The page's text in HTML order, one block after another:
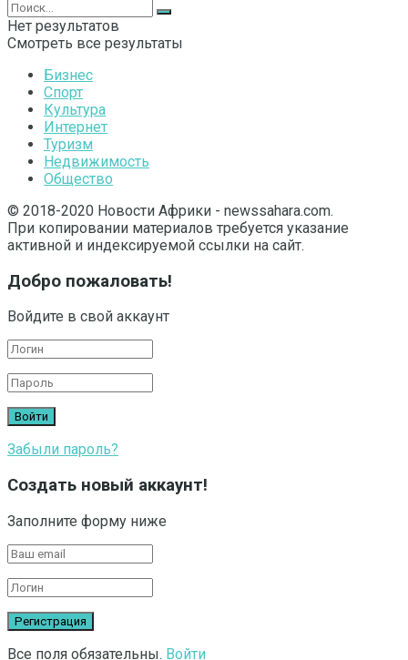
Нет результатов
Смотреть все результаты
Бизнес
Спорт
Культура
Интернет
Туризм
Недвижимость
Общество
© 2018-2020 Новости Африки - newssahara.com.
При копировании материалов требуется указание
активной и индексируемой ссылки на сайт.
Добро пожаловать!
Войдите в свой аккаунт
Забыли пароль?
Создать новый аккаунт!
Заполните форму ниже
Все поля обязательны. Войти